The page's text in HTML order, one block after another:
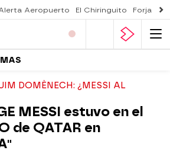
Aeropuerto El Chiringuito Forjado
DOMÈNECH: ¿MESSI AL
MESSI estuvo en el
de QATAR en